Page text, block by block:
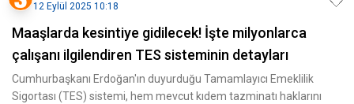
12 Eylül 2025 10:18
Maaşlarda kesintiye gidilecek! İşte milyonlarca
çalışanı ilgilendiren TES sisteminin detayları
Cumhurbaşkanı Erdoğan'ın duyurduğu Tamamlayıcı Emeklilik
Sigortası (TES) sistemi, hem mevcut kıdem tazminatı haklarını